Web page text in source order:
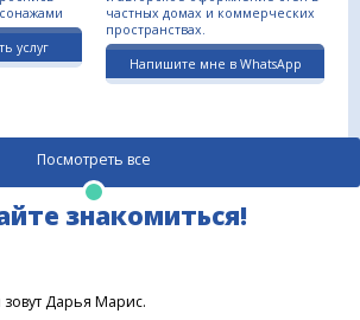
услуг
частных домах и коммерческих
пространствах.
Напишите мне в WhatsApp
Посмотреть все
знакомиться!
Дарья Марис.